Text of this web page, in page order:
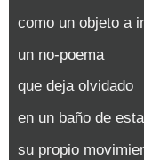
como un objeto a
un no-poema
que deja olvidado
en un baño de
su propio